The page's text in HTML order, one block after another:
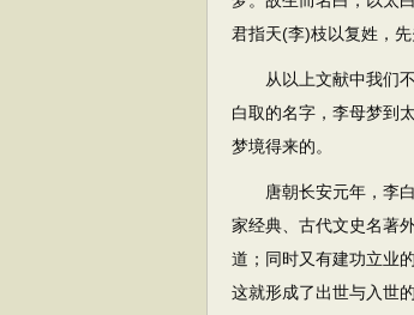
君指天(李)枝以复姓，
从以上文献中我们不
白取的名字，李母梦到
梦境得来的。
唐朝长安元年，李白
家经典、古代文史名著
道；同时又有建功立业
这就形成了出世与入世